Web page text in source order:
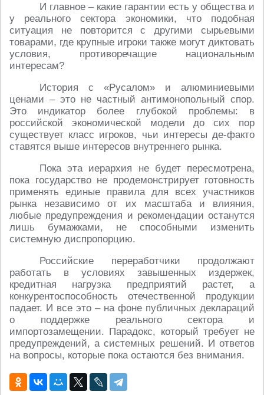
И главное – какие гарантии есть у общества и
у реального сектора экономики, что подобная
ситуация не повторится с другими сырьевыми
товарами, где крупные игроки также могут диктовать
условия, противоречащие национальным
интересам?
История с «Русалом» и алюминиевыми
ценами – это не частный антимонопольный спор.
Это индикатор более глубокой проблемы: в
российской экономической модели до сих пор
существует класс игроков, чьи интересы де-факто
ставятся выше интересов внутреннего рынка.
Пока эта иерархия не будет пересмотрена,
пока государство не продемонстрирует готовность
применять единые правила для всех участников
рынка независимо от их масштаба и влияния,
любые предупреждения и рекомендации останутся
лишь бумажками, не способными изменить
системную диспропорцию.
Российские переработчики продолжают
работать в условиях завышенных издержек,
кредитная нагрузка предприятий растет, а
конкурентоспособность отечественной продукции
падает. И все это – на фоне публичных деклараций
о поддержке реального сектора и
импортозамещении. Парадокс, который требует не
предупреждений, а системных решений. И ответов
на вопросы, которые пока остаются без внимания.